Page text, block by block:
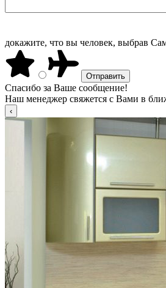
докажите, что вы человек, выбрав
Спасибо за Ваше сообщение!
Наш менеджер свяжется с Вами в